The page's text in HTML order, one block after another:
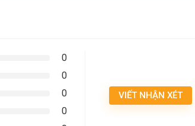
0
0
0
0
VIẾT NHẬN XÉT